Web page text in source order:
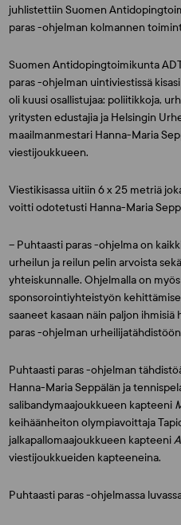
juhlistettiin Suomen
paras -ohjelman kolmannen
Suomen Antidopingtoimikunta
paras -ohjelman uintiviestissä
oli kuusi osallistujaa: poliitikkoja,
yritysten edustajia ja Helsingin
maailmanmestari Hanna-Maria
viestijoukkueen.
Viestikisassa uitiin 6 x 25 metriä
voitti odotetusti Hanna-Maria
– Puhtaasti paras -ohjelma on
urheilun ja reilun pelin arvoista
yhteiskunnalle. Ohjelmalla on
sponsorointiyhteistyön
saaneet kasaan näin paljon
paras -ohjelman
Puhtaasti paras -ohjelman
Hanna-Maria Seppälän ja
salibandymaajoukkueen kapteeni
keihäänheiton olympiavoittaja
jalkapallomaajoukkueen kapteeni
viestijoukkueiden kapteeneina.
Puhtaasti paras -ohjelmassa